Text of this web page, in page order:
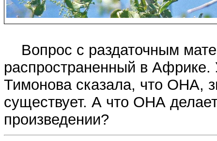
Вопрос с раздаточным
распространенный в Африке.
Тимонова сказала, что ОНА,
существует. А что ОНА
произведении?